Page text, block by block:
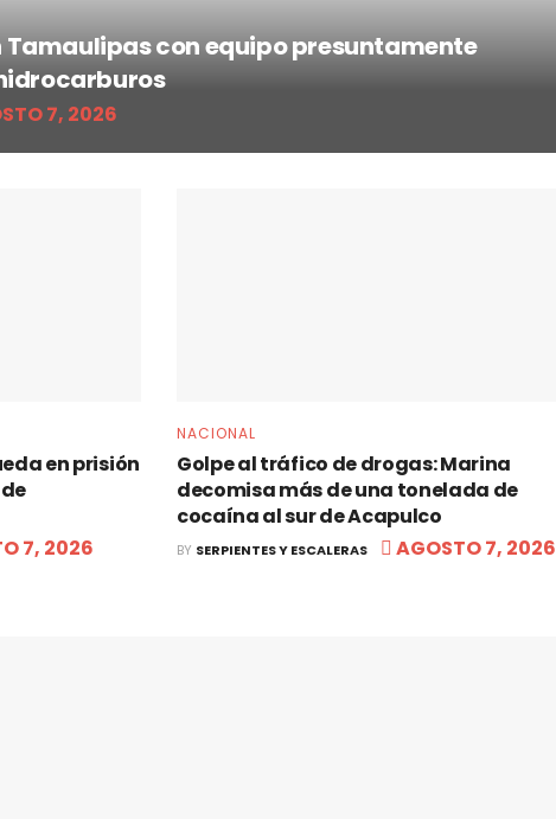
Tamaulipas con equipo presuntamente
7, 2026
en prisión
7, 2026
NACIONAL
Golpe al tráfico de drogas: Marina
decomisa más de una tonelada de
cocaína al sur de Acapulco
BY SERPIENTES Y ESCALERAS AGOSTO 7, 2026